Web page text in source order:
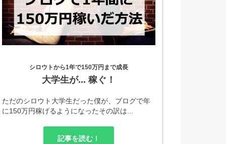
シロウトから1年で150万円まで成長
大学生が... 稼ぐ！
ただのシロウト大学生だった僕が、ブログで年
に150万円稼げるようになったその訳は...
記事を読む！